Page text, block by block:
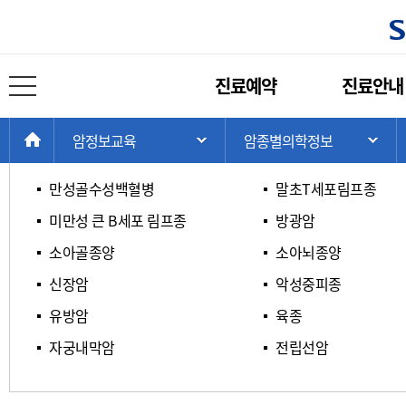
메
진료예약 진료안내
HOME
암정보교육 주 메뉴 목록 열기
암종별의학정보
ㅁ / ㅂ / ㅅ /
만성골수성백혈병
말초T세포림프종
미만성 큰 B세포 림프종
방광암
소아골종양
소아뇌종양
신장암
악성중피종
유방암
육종
자궁내막암
전립선암